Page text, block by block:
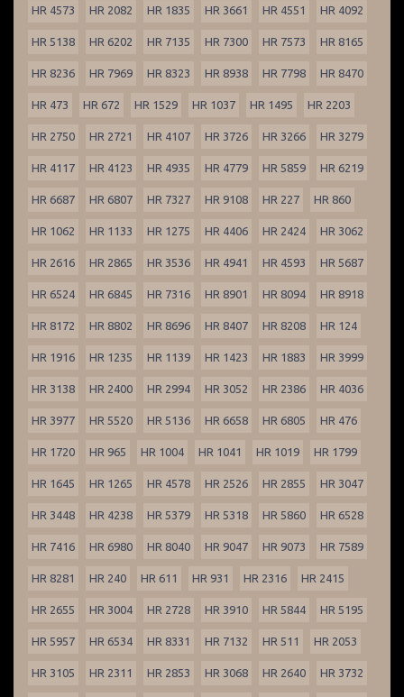
HR 4573 HR 2082 HR 1835 HR 3661 HR 4551 HR 4092
HR 5138 HR 6202 HR 7135 HR 7300 HR 7573 HR 8165
HR 8236 HR 7969 HR 8323 HR 8938 HR 7798 HR 8470
HR 473 HR 672 HR 1529 HR 1037 HR 1495 HR 2203
HR 2750 HR 2721 HR 4107 HR 3726 HR 3266 HR 3279
HR 4117 HR 4123 HR 4935 HR 4779 HR 5859 HR 6219
HR 6687 HR 6807 HR 7327 HR 9108 HR 227 HR 860
HR 1062 HR 1133 HR 1275 HR 4406 HR 2424 HR 3062
HR 2616 HR 2865 HR 3536 HR 4941 HR 4593 HR 5687
HR 6524 HR 6845 HR 7316 HR 8901 HR 8094 HR 8918
HR 8172 HR 8802 HR 8696 HR 8407 HR 8208 HR 124
HR 1916 HR 1235 HR 1139 HR 1423 HR 1883 HR 3999
HR 3138 HR 2400 HR 2994 HR 3052 HR 2386 HR 4036
HR 3977 HR 5520 HR 5136 HR 6658 HR 6805 HR 476
HR 1720 HR 965 HR 1004 HR 1041 HR 1019 HR 1799
HR 1645 HR 1265 HR 4578 HR 2526 HR 2855 HR 3047
HR 3448 HR 4238 HR 5379 HR 5318 HR 5860 HR 6528
HR 7416 HR 6980 HR 8040 HR 9047 HR 9073 HR 7589
HR 8281 HR 240 HR 611 HR 931 HR 2316 HR 2415
HR 2655 HR 3004 HR 2728 HR 3910 HR 5844 HR 5195
HR 5957 HR 6534 HR 8331 HR 7132 HR 511 HR 2053
HR 3105 HR 2311 HR 2853 HR 3068 HR 2640 HR 3732